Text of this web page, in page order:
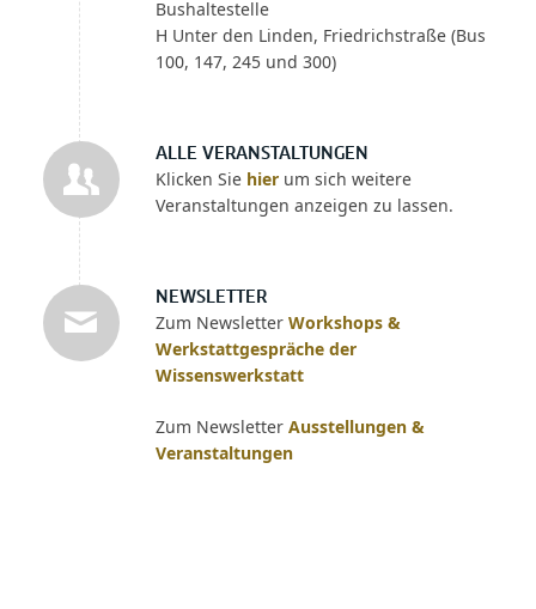
Bushaltestelle
H Unter den Linden, Friedrichstraße (Bus
100, 147, 245 und 300)
ALLE VERANSTALTUNGEN
Klicken Sie hierum sich weitere
Veranstaltungen anzeigen zu lassen.
NEWSLETTER
Zum Newsletter Workshops &
Werkstattgespräche der
Wissenswerkstatt
Zum Newsletter Ausstellungen &
Veranstaltungen